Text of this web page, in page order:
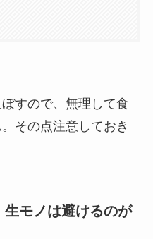
すので、無理して食
その点注意しておき
モノは避けるのが